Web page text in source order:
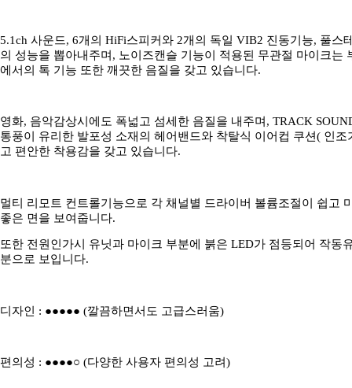
5.1ch 사운드, 6개의 HiFi스피커와 2개의 독일 VIB2 진동기능, 풀스
의 성능을 뽑아내주며, 노이즈캔슬 기능이 적용된 무관절 마이크는
에서의 톡 기능 또한 깨끗한 음질을 갖고 있습니다.
영화, 음악감상시에도 폭넓고 섬세한 음질을 내주며, TRACK
통풍이 유리한 발포성 소재의 헤어밴드와 착탈식 이어컵 쿠션( 인
고 편안한 착용감을 갖고 있습니다.
멀티 리모트 컨트롤기능으로 각 채널별 드라이버 볼륨조절이 쉽고
좋은 면을 보여줍니다.
또한 전원인가시 유닛과 마이크 부분에 붉은 LED가 점등되어 작동
분으로 보입니다.
디자인 : ●●●●● (깔끔하면서도 고급스러움)
편의성 : ●●●●○ (다양한 사용자 편의성 고려)